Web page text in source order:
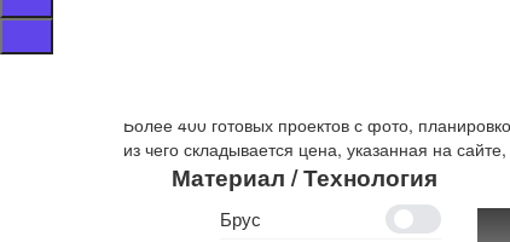
Более 400 готовых проектов с фото,
из чего складывается цена, указанная на
Материал / Технология
Брус